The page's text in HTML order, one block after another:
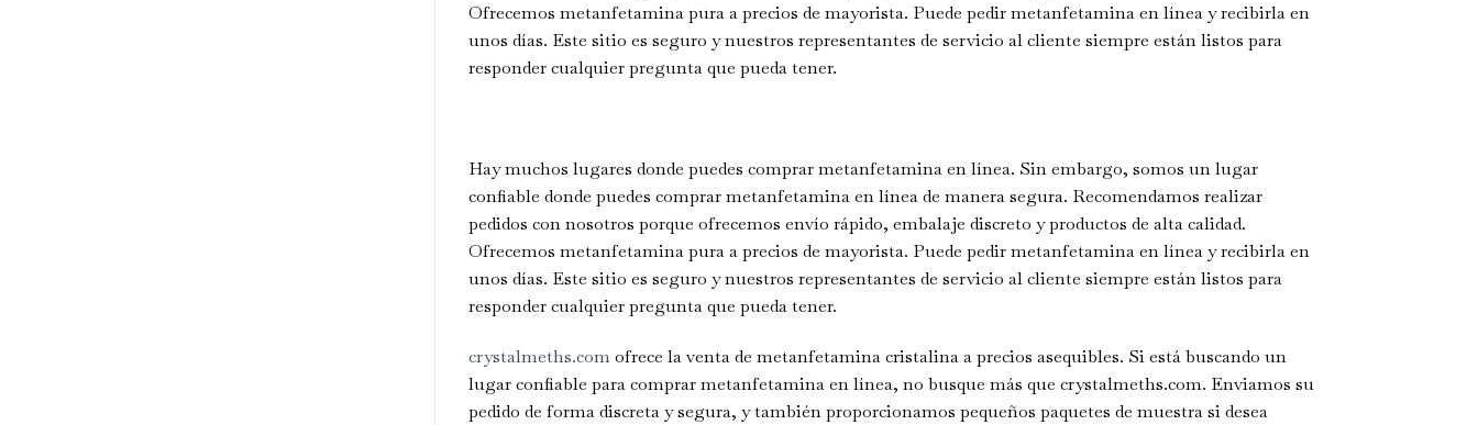
Ofrecemos metanfetamina pura a precios de mayorista. Puede pedir metanfetamina en línea y recibirla en
unos días. Este sitio es seguro y nuestros representantes de servicio al cliente siempre están listos para
responder cualquier pregunta que pueda tener.
Hay muchos lugares donde puedes comprar metanfetamina en línea. Sin embargo, somos un lugar
confiable donde puedes comprar metanfetamina en línea de manera segura. Recomendamos realizar
pedidos con nosotros porque ofrecemos envío rápido, embalaje discreto y productos de alta calidad.
Ofrecemos metanfetamina pura a precios de mayorista. Puede pedir metanfetamina en línea y recibirla en
unos días. Este sitio es seguro y nuestros representantes de servicio al cliente siempre están listos para
responder cualquier pregunta que pueda tener.
crystalmeths.comofrece la venta de metanfetamina cristalina a precios asequibles. Si está buscando un
lugar confiable para comprar metanfetamina en línea, no busque más que crystalmeths.com. Enviamos su
pedido de forma discreta y segura, y también proporcionamos pequeños paquetes de muestra si desea